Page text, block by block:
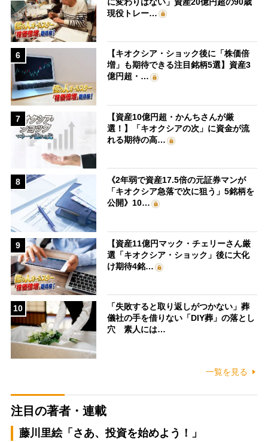
現役トレー…
6
【キオクシア・ショック後に「株価倍
増」も期待できる注目銘柄5選】資産3
億円超・…
7
【資産10億円超・かんちさんが厳
選！】「キオクシアの次」に資金が流
れる期待の高…
8
《2年弱で資産17.5倍の元証券マンが
「キオクシア急落で次に狙う」5銘柄を
公開》10…
9
【資産11億円マック・チェリーさん厳
選「キオクシア・ショック」後に大化
け期待4銘…
10
「失敗すると取り返しがつかない」葬
儀社の手を借りない「DIY葬」の落とし
穴 素人には…
一覧を見る
注目の著者・連載
藤川里絵「さあ、投資を始めよう！」